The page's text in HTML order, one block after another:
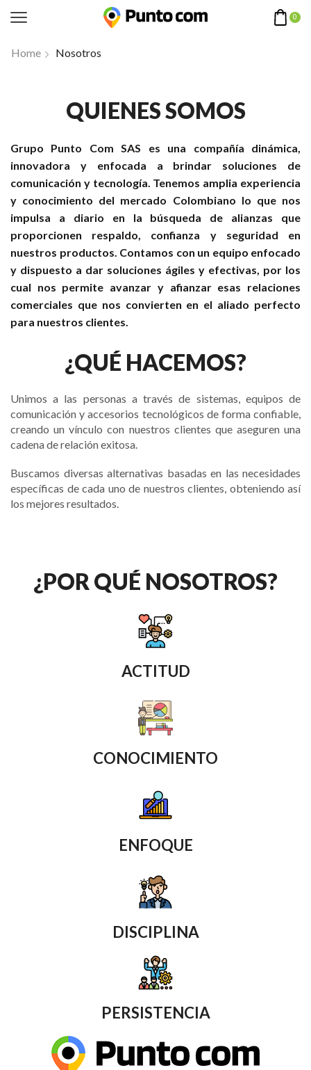
0
Home Nosotros
QUIENES SOMOS
Grupo Punto Com SAS es una compañía dinámica,
innovadora y enfocada a brindar soluciones de
comunicación y tecnología. Tenemos amplia experiencia
y conocimiento del mercado Colombiano lo que nos
impulsa a diario en la búsqueda de alianzas que
proporcionen respaldo, confianza y seguridad en
nuestros productos. Contamos con un equipo enfocado
y dispuesto a dar soluciones ágiles y efectivas, por los
cual nos permite avanzar y afianzar esas relaciones
comerciales que nos convierten en el aliado perfecto
para nuestros clientes.
¿QUÉ HACEMOS?
Unimos a las personas a través de sistemas, equipos de
comunicación y accesorios tecnológicos de forma confiable,
creando un vínculo con nuestros clientes que aseguren una
cadena de relación exitosa.
Buscamos diversas alternativas basadas en las necesidades
específicas de cada uno de nuestros clientes, obteniendo así
los mejores resultados.
¿POR QUÉ NOSOTROS?
ACTITUD
CONOCIMIENTO
ENFOQUE
DISCIPLINA
PERSISTENCIA